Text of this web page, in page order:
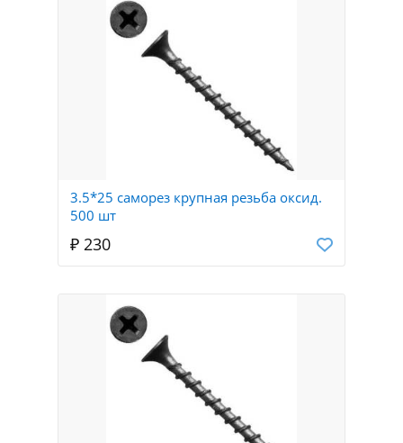
3.5*25 саморез крупная резьба оксид.
500 шт
₽ 230